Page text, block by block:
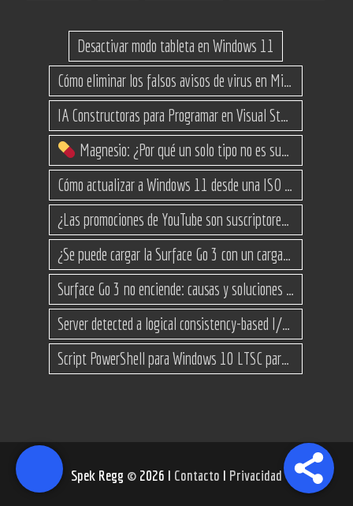
Desactivar modo tableta en Windows 11
Magnesio: ¿Por qué un solo tipo no es suficiente? (Guía de variantes)
Spek Regg © 2026 I Contacto I Privacidad